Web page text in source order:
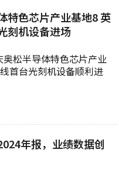
特色芯片产业基地8 英
刻机设备进场
奥松半导体特色芯片产业
首台光刻机设备顺利进
年报，业绩数据创